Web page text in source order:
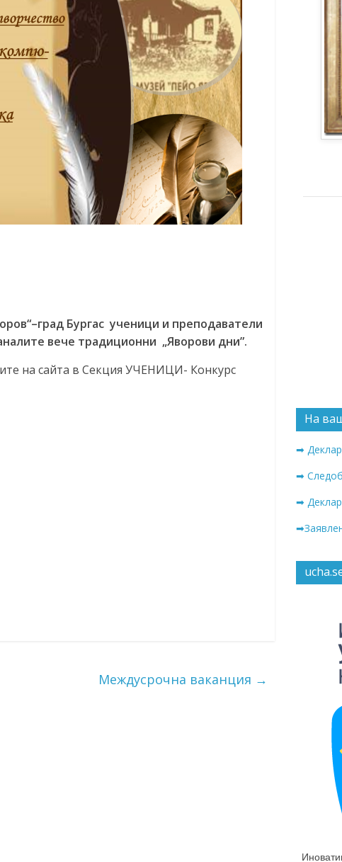
Бургас ученици и преподаватели
вече традиционни „Яворови дни”.
на сайта в Секция УЧЕНИЦИ- Конкурс
Междусрочна ваканция →
На
➡
➡
➡